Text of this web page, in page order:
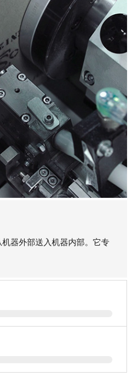
器外部送入机器内部。它专